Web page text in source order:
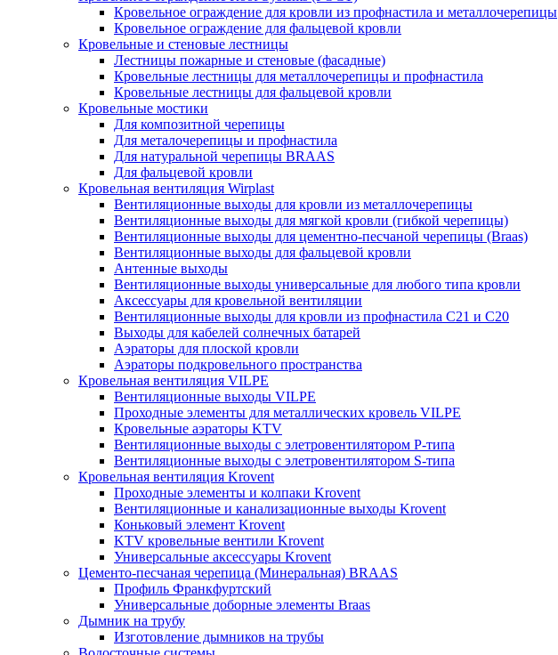
Кровельное ограждение для кровли из профнастила и металлочерепицы
Кровельное ограждение для фальцевой кровли
Кровельные и стеновые лестницы
Лестницы пожарные и стеновые (фасадные)
Кровельные лестницы для металлочерепицы и профнастила
Кровельные лестницы для фальцевой кровли
Кровельные мостики
Для композитной черепицы
Для металочерепицы и профнастила
Для натуральной черепицы BRAAS
Для фальцевой кровли
Кровельная вентиляция Wirplast
Вентиляционные выходы для кровли из металлочерепицы
Вентиляционные выходы для мягкой кровли (гибкой черепицы)
Вентиляционные выходы для цементно-песчаной черепицы (Braas)
Вентиляционные выходы для фальцевой кровли
Антенные выходы
Вентиляционные выходы универсальные для любого типа кровли
Аксессуары для кровельной вентиляции
Вентиляционные выходы для кровли из профнастила C21 и С20
Выходы для кабелей солнечных батарей
Аэраторы для плоской кровли
Аэраторы подкровельного пространства
Кровельная вентиляция VILPE
Вентиляционные выходы VILPE
Проходные элементы для металлических кровель VILPE
Кровельные аэраторы KTV
Вентиляционные выходы с элетровентилятором P-типа
Вентиляционные выходы с элетровентилятором S-типа
Кровельная вентиляция Krovent
Проходные элементы и колпаки Krovent
Вентиляционные и канализационные выходы Krovent
Коньковый элемент Krovent
KTV кровельные вентили Krovent
Универсальные аксессуары Krovent
Цементо-песчаная черепица (Минеральная) BRAAS
Профиль Франкфуртский
Универсальные доборные элементы Braas
Дымник на трубу
Изготовление дымников на трубы